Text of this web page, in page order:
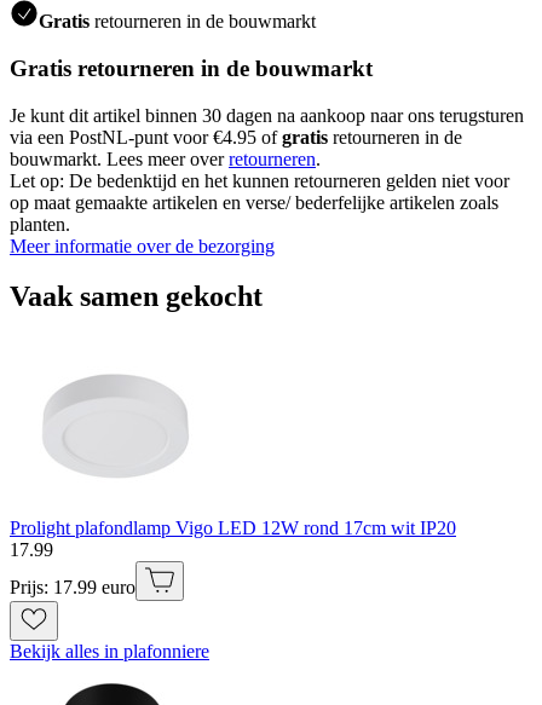
Gratis retourneren in de bouwmarkt
Gratis retourneren in de bouwmarkt
Je kunt dit artikel binnen 30 dagen na aankoop naar ons terugsturen
via een PostNL-punt voor €4.95 ofgratis retourneren in de
bouwmarkt. Lees meer overretourneren.
Let op: De bedenktijd en het kunnen retourneren gelden niet voor
op maat gemaakte artikelen en verse/ bederfelijke artikelen zoals
planten.
Meer informatie over de bezorging
Vaak samen gekocht
Prolight plafondlamp Vigo LED 12W rond 17cm wit IP20
17.99
Prijs: 17.99 euro
Bekijk alles in plafonniere